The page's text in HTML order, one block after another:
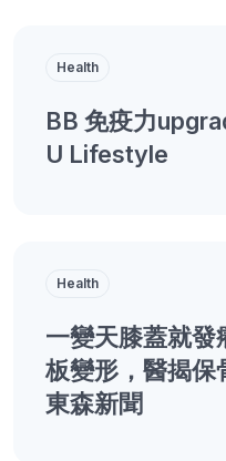
Health
BB 免疫力
U Lifestyle
Health
一變天膝蓋就發
板變形，醫揭保
東森新聞